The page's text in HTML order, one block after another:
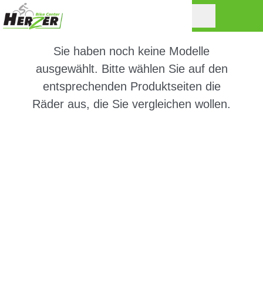
Sie haben noch keine Modelle
ausgewählt. Bitte wählen Sie auf den
entsprechenden Produktseiten die
Räder aus, die Sie vergleichen wollen.